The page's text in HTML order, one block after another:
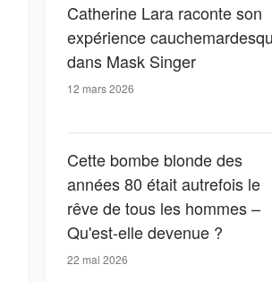
Catherine Lara raconte son
expérience
dans Mask Singer
12 mars 2026
Cette bombe blonde des
années 80 était autrefois le
rêve de tous les hommes –
Qu'est-elle devenue ?
22 mai 2026